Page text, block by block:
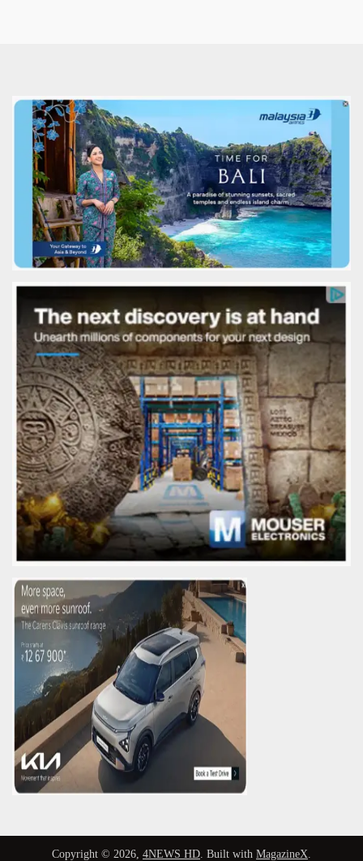
Copyright © 2026, 4NEWS HD . Built with MagazineX